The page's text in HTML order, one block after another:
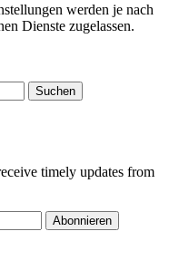
werden je nach
Dienste zugelassen.
timely updates from